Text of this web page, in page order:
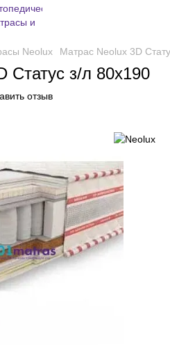
Neolux Матрас Neolux 3D
Статус з/л 80х190
отзыв